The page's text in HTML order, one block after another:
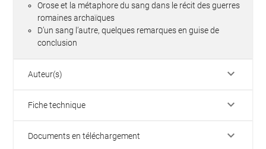
Orose et la métaphore du sang dans le récit des guerres
romaines archaïques
D’un sang l’autre, quelques remarques en guise de
conclusion
Auteur(s) keyboard_arrow_down
Fiche technique keyboard_arrow_down
Documents en téléchargement keyboard_arrow_down